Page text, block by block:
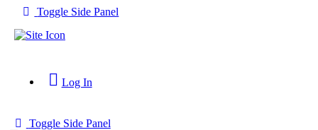
Toggle Side Panel
Log In
Toggle Side Panel